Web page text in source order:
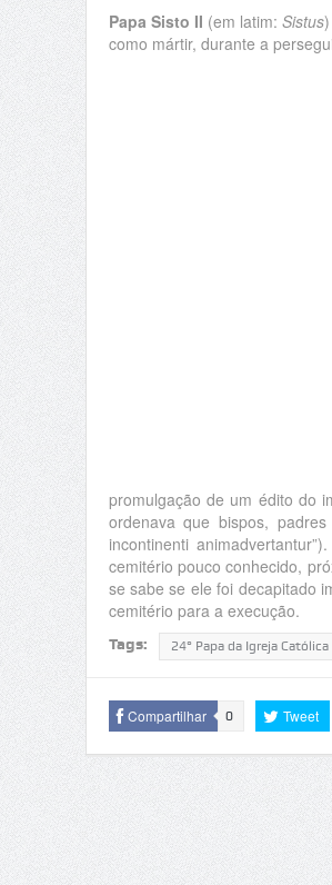
Papa Sisto II (em latim: Sistus
como mártir, durante a
promulgação de um édito do
ordenava que bispos,
incontinenti
cemitério pouco conhecido,
se sabe se ele foi decapitado
cemitério para a execução.
Tags: 24° Papa da Igreja Católica
Compartilhar 0 Tweet